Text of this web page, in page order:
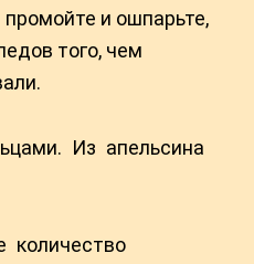
и ошпарьте,
того, чем
Из апельсина
количество